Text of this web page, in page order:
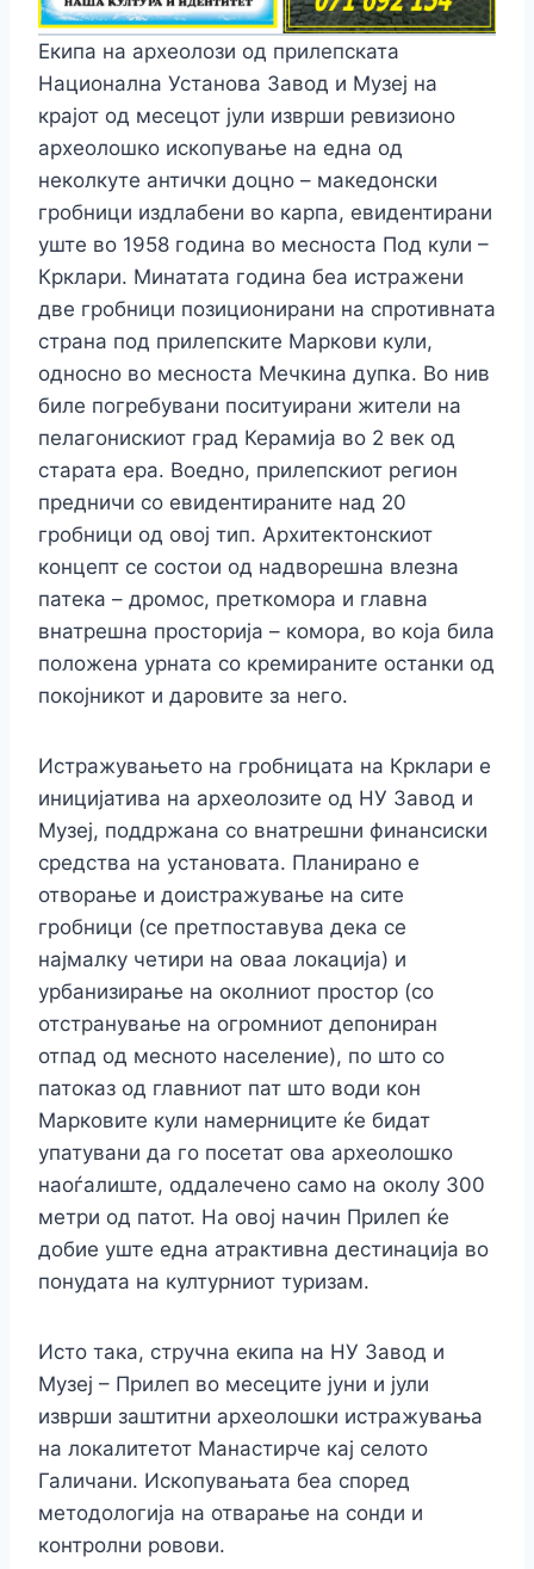
Екипа на археолози од прилепската
Национална Установа Завод и Музеј на
крајот од месецот јули изврши ревизионо
археолошко ископување на една од
неколкуте антички доцно – македонски
гробници издлабени во карпа, евидентирани
уште во 1958 година во месноста Под кули –
Крклари. Минатата година беа истражени
две гробници позиционирани на спротивната
страна под прилепските Маркови кули,
односно во месноста Мечкина дупка. Во нив
биле погребувани поситуирани жители на
пелагонискиот град Керамија во 2 век од
старата ера. Воедно, прилепскиот регион
предничи со евидентираните над 20
гробници од овој тип. Архитектонскиот
концепт се состои од надворешна влезна
патека – дромос, преткомора и главна
внатрешна просторија – комора, во која била
положена урната со кремираните останки од
покојникот и даровите за него.
Истражувањето на гробницата на Крклари е
иницијатива на археолозите од НУ Завод и
Музеј, поддржана со внатрешни финансиски
средства на установата. Планирано е
отворање и доистражување на сите
гробници (се претпоставува дека се
најмалку четири на оваа локација) и
урбанизирање на околниот простор (со
отстранување на огромниот депониран
отпад од месното население), по што со
патоказ од главниот пат што води кон
Марковите кули намерниците ќе бидат
упатувани да го посетат ова археолошко
наоѓалиште, оддалечено само на околу 300
метри од патот. На овој начин Прилеп ќе
добие уште една атрактивна дестинација во
понудата на културниот туризам.
Исто така, стручна екипа на НУ Завод и
Музеј – Прилеп во месеците јуни и јули
изврши заштитни археолошки истражувања
на локалитетот Манастирче кај селото
Галичани. Ископувањата беа според
методологија на отварање на сонди и
контролни ровови.